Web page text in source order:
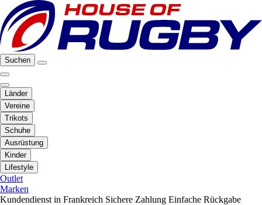
Suchen
Länder
Vereine
Trikots
Schuhe
Ausrüstung
Kinder
Lifestyle
Outlet
Marken
Kundendienst in Frankreich Sichere Zahlung Einfache Rückgabe